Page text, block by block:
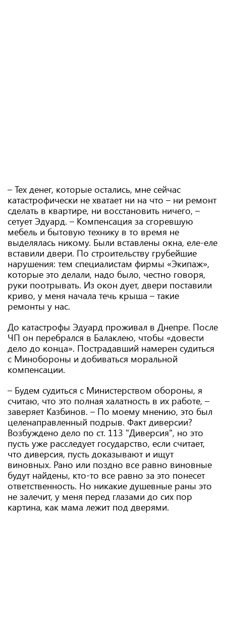
– Тех денег, которые остались, мне сейчас
катастрофически не хватает ни на что – ни ремонт
сделать в квартире, ни восстановить ничего, –
сетует Эдуард. – Компенсация за сгоревшую
мебель и бытовую технику в то время не
выделялась никому. Были вставлены окна, еле-еле
вставили двери. По строительству грубейшие
нарушения: тем специалистам фирмы «Экипаж»,
которые это делали, надо было, честно говоря,
руки поотрывать. Из окон дует, двери поставили
криво, у меня начала течь крыша – такие
ремонты у нас.
До катастрофы Эдуард проживал в Днепре. После
ЧП он перебрался в Балаклею, чтобы «довести
дело до конца». Пострадавший намерен судиться
с Минобороны и добиваться моральной
компенсации.
– Будем судиться с Министерством обороны, я
считаю, что это полная халатность в их работе, –
заверяет Казбинов. – По моему мнению, это был
целенаправленный подрыв. Факт диверсии?
Возбуждено дело по ст. 113 "Диверсия", но это
пусть уже расследует государство, если считает,
что диверсия, пусть доказывают и ищут
виновных. Рано или поздно все равно виновные
будут найдены, кто-то все равно за это понесет
ответственность. Но никакие душевные раны это
не залечит, у меня перед глазами до сих пор
картина, как мама лежит под дверями.